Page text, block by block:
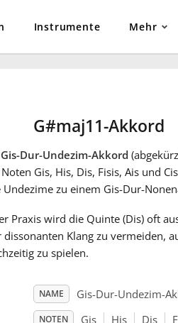
Instrumente Mehr
G#maj11-Akkord
Gis-Dur-Undezim-Akkord
Gis, His, Dis, Fisis, Ais und
Undezime zu einem Gis-Dur-
Praxis wird die Quinte (Dis) oft
dissonanten Klang zu vermeiden,
zu spielen.
NAME Gis-Dur-Undezim-
NOTEN Gis His Dis